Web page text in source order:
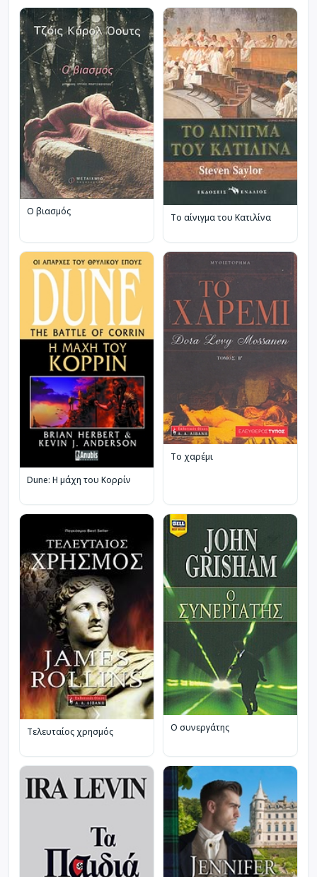
Ο βιασμός
Το αίνιγμα του Κατιλίνα
Dune: Η μάχη του Κορρίν
Το χαρέμι
Τελευταίος χρησμός Ο συνεργάτης